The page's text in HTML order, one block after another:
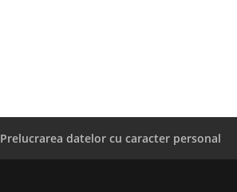
Prelucrarea datelor cu caracter personal